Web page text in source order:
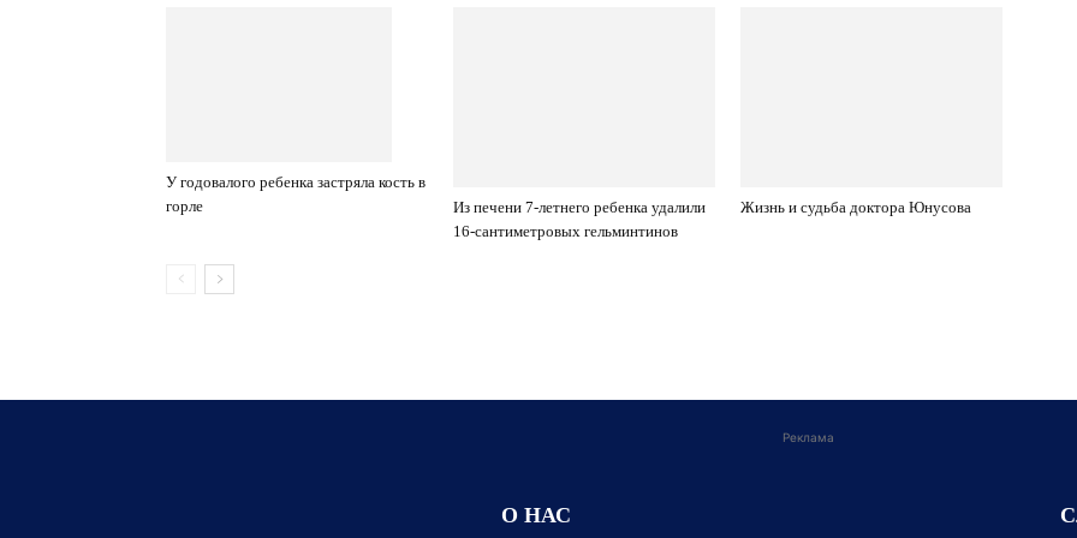
У годовалого ребенка застряла кость в
горле
Из печени 7-летнего ребенка удалили
16-сантиметровых гельминтинов
Жизнь и судьба доктора Юнусова
Реклама
О НАС